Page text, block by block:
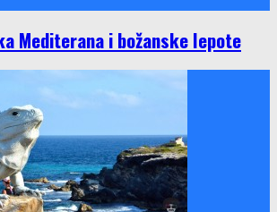
Mediterana i božanske lepote